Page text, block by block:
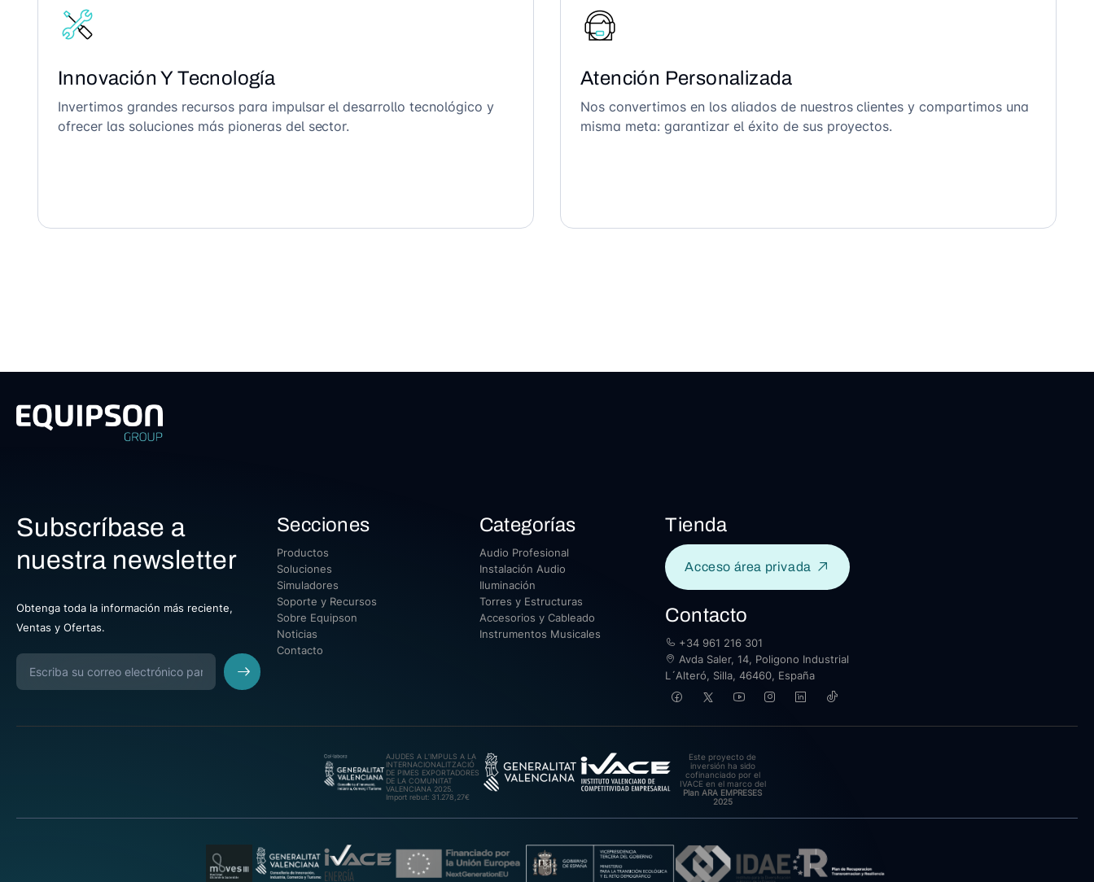
Innovación Y Tecnología
Invertimos grandes recursos para impulsar el desarrollo tecnológico y
ofrecer las soluciones más pioneras del sector.
Atención Personalizada
Nos convertimos en los aliados de nuestros clientes y compartimos una
misma meta: garantizar el éxito de sus proyectos.
Subscríbase a
nuestra newsletter
Obtenga toda la información más reciente,
Ventas y Ofertas.
Secciones
Productos
Soluciones
Simuladores
Soporte y Recursos
Sobre Equipson
Noticias
Contacto
Categorías
Audio Profesional
Instalación Audio
Iluminación
Torres y Estructuras
Accesorios y Cableado
Instrumentos Musicales
Tienda
Acceso área privada
Contacto
+34 961 216 301
Avda Saler, 14, Poligono Industrial
L´Alteró, Silla, 46460, España
AJUDES A L’IMPULS A LA
INTERNACIONALITZACIÓ
DE PIMES EXPORTADORES
DE LA COMUNITAT
VALENCIANA 2025.
Import rebut: 31.278,27€
Este proyecto de
inversión ha sido
cofinanciado por el
IVACE en el marco del
Plan ARA EMPRESES
2025